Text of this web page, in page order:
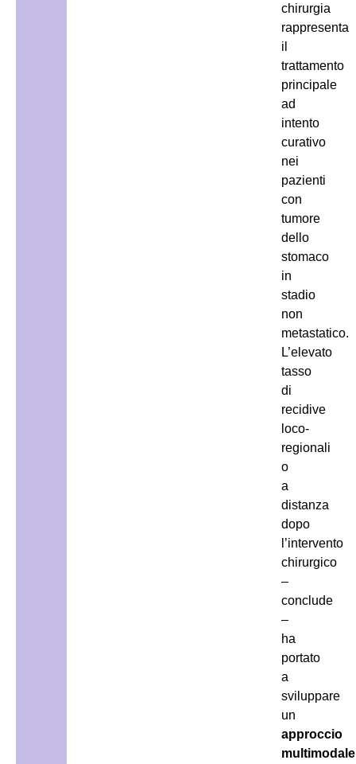
chirurgia
rappresenta
il
trattamento
principale
ad
intento
curativo
nei
pazienti
con
tumore
dello
stomaco
in
stadio
non
metastatico.
L’elevato
tasso
di
recidive
loco-
regionali
o
a
distanza
dopo
l’intervento
chirurgico
–
conclude
–
ha
portato
a
sviluppare
un
approccio
multimodale